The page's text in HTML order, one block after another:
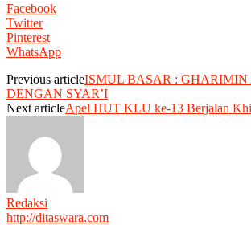
Facebook
Twitter
Pinterest
WhatsApp
Previous articleISMUL BASAR : GHARIMIN
DENGAN SYAR’I
Next articleApel HUT KLU ke-13 Berjalan
Redaksi
http://ditaswara.com